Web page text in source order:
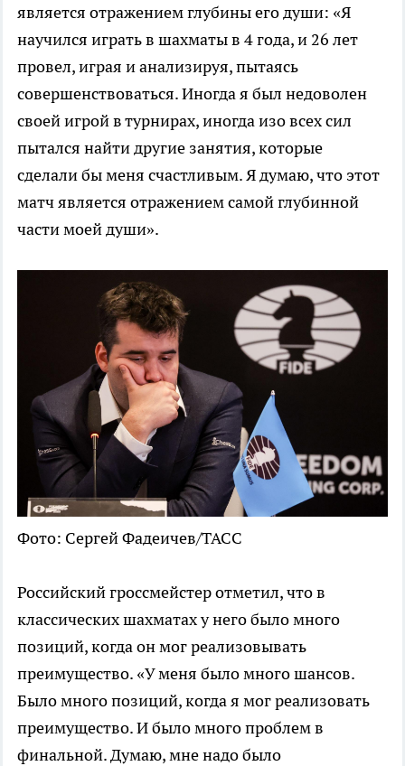
является отражением глубины его души: «Я
научился играть в шахматы в 4 года, и 26 лет
провел, играя и анализируя, пытаясь
совершенствоваться. Иногда я был недоволен
своей игрой в турнирах, иногда изо всех сил
пытался найти другие занятия, которые
сделали бы меня счастливым. Я думаю, что этот
матч является отражением самой глубинной
части моей души».
Фото: Сергей Фадеичев/ТАСС
Российский гроссмейстер отметил, что в
классических шахматах у него было много
позиций, когда он мог реализовывать
преимущество. «У меня было много шансов.
Было много позиций, когда я мог реализовать
преимущество. И было много проблем в
финальной. Думаю, мне надо было